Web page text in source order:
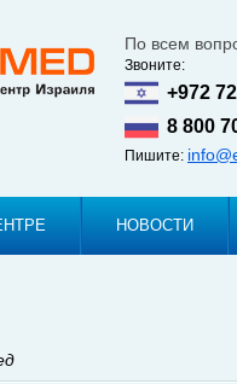
По всем
Звоните:
+972
8 800
Пишите:
НОВОСТИ